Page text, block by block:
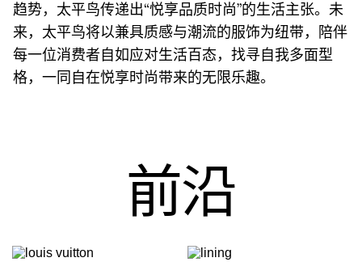
趋势，太平鸟传递出“悦享品质时尚”的生活主张。未
来，太平鸟将以兼具质感与潮流的服饰为纽带，陪伴
每一位消费者自如应对生活百态，找寻自我多面型
格，一同自在悦享时尚带来的无限乐趣。
前沿